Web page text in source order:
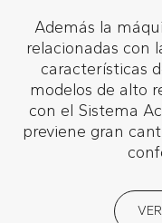
Además la
relacionadas con
características
modelos de alto
con el Sistema
previene gran